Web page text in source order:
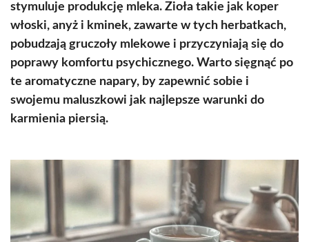
stymuluje produkcję mleka. Zioła takie jak koper
włoski, anyż i kminek, zawarte w tych herbatkach,
pobudzają gruczoły mlekowe i przyczyniają się do
poprawy komfortu psychicznego. Warto sięgnąć po
te aromatyczne napary, by zapewnić sobie i
swojemu maluszkowi jak najlepsze warunki do
karmienia piersią.